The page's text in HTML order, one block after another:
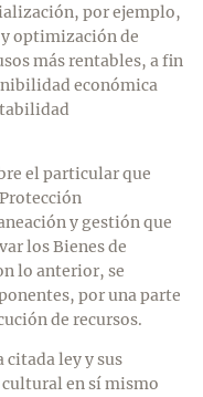
por ejemplo,
optimización de
más rentables, a fin
económica
el particular que
y gestión que
los Bienes de
lo anterior, se
por una parte
de recursos.
citada ley y sus
en sí mismo